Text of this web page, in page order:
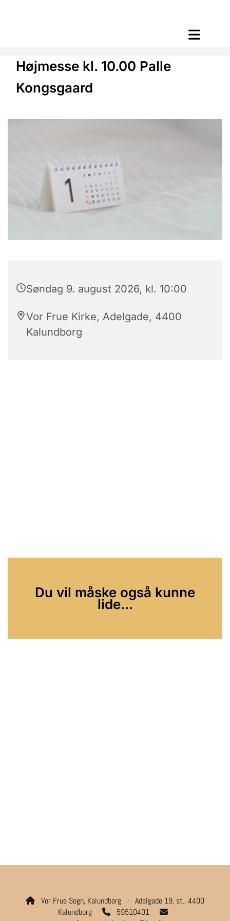
Højmesse kl. 10.00 Palle
Kongsgaard
Søndag 9. august 2026, kl. 10:00
Vor Frue Kirke, Adelgade, 4400
Kalundborg
Du vil måske også kunne
lide...

Vor Frue Sogn, Kalundborg · Adelgade 19, st., 4400
Kalundborg
 59510401 